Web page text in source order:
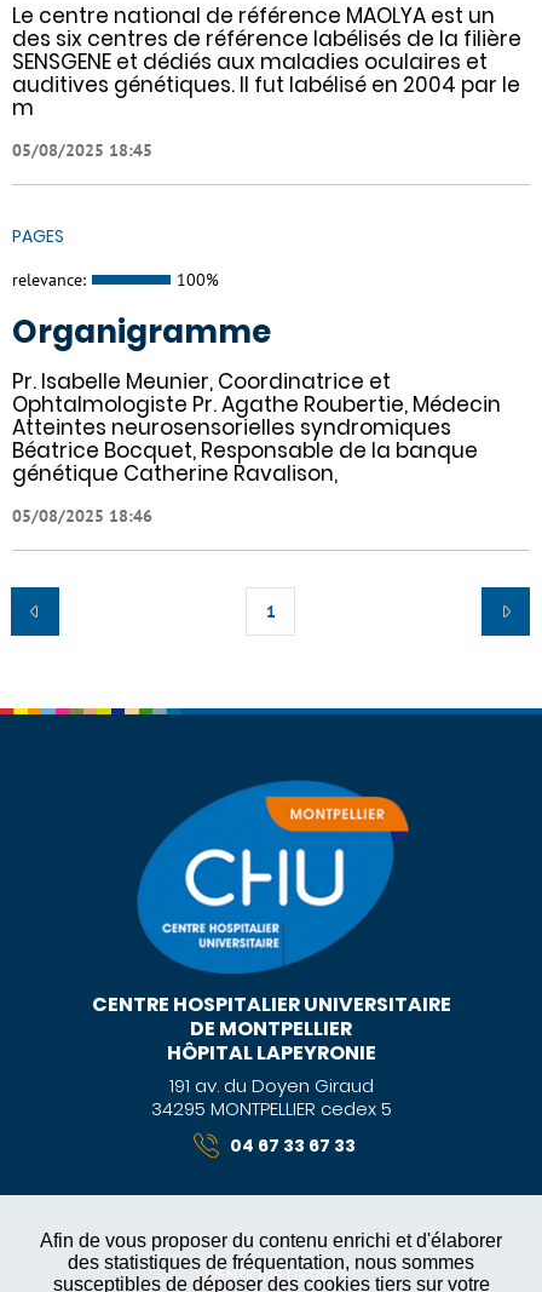
Afin de vous proposer du contenu enrichi et d'élaborer
des statistiques de fréquentation, nous sommes
susceptibles de déposer des cookies tiers sur votre
Le centre national de référence MAOLYA est un
des six centres de référence labélisés de la filière
SENSGENE et dédiés aux maladies oculaires et
auditives génétiques. Il fut labélisé en 2004 par le
m
05/08/2025 18:45
PAGES
relevance: 100%
Organigramme
Pr. Isabelle Meunier, Coordinatrice et
Ophtalmologiste Pr. Agathe Roubertie, Médecin
Atteintes neurosensorielles syndromiques
Béatrice Bocquet, Responsable de la banque
génétique Catherine Ravalison,
05/08/2025 18:46
1
CENTRE HOSPITALIER UNIVERSITAIRE
DE MONTPELLIER
HÔPITAL LAPEYRONIE
191 av. du Doyen Giraud
34295 MONTPELLIER cedex 5
04 67 33 67 33
MENTIONS LÉGALES